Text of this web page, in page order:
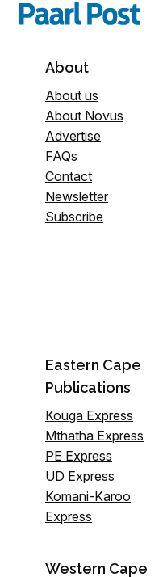
About
About us
About Novus
Advertise
FAQs
Contact
Newsletter
Subscribe
Eastern Cape
Publications
Kouga Express
Mthatha Express
PE Express
UD Express
Komani-Karoo
Express
Western Cape